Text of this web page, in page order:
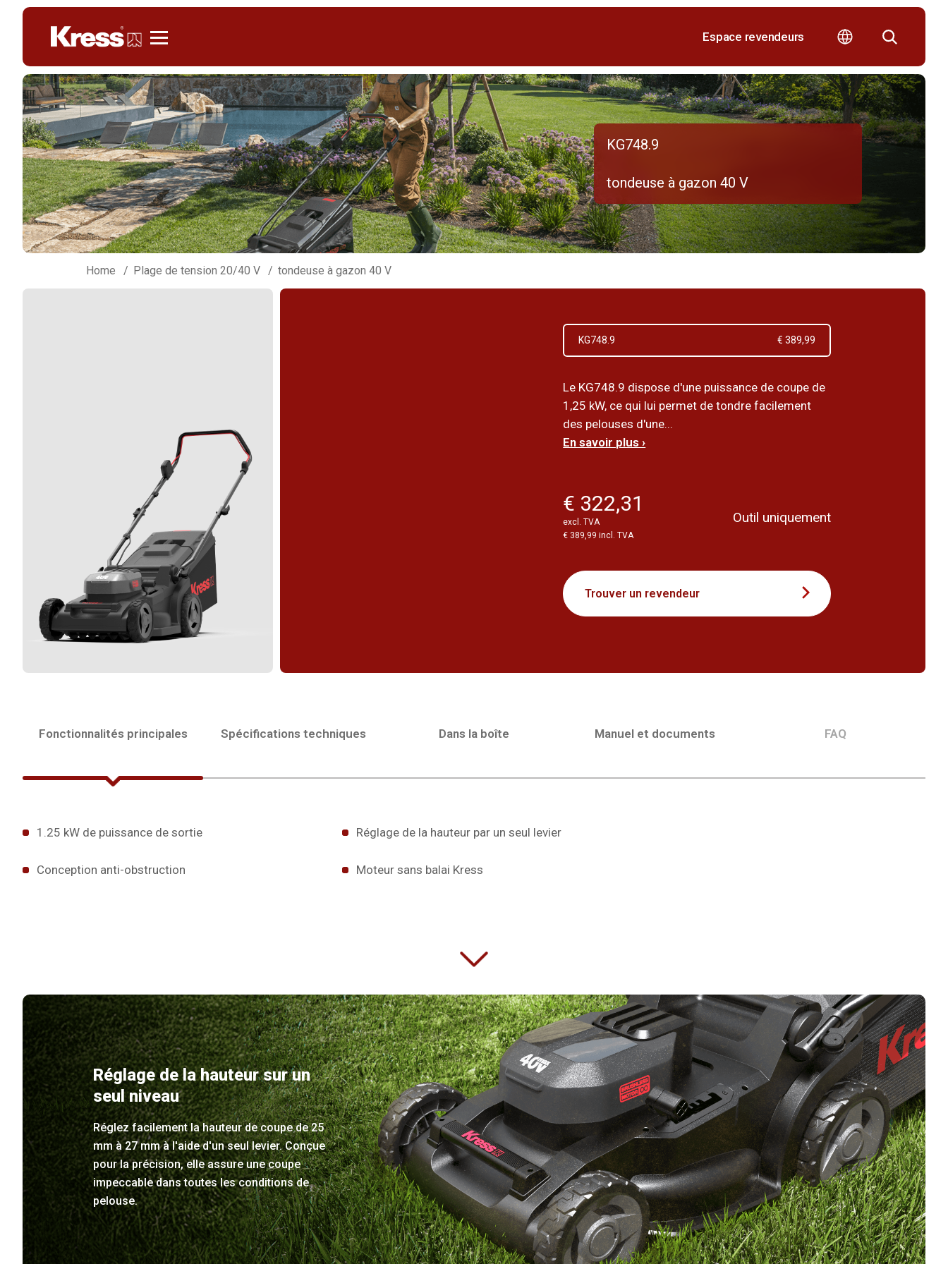
Espace revendeurs
KG748.9
tondeuse à gazon 40 V
Home Plage de tension 20/40 V tondeuse à gazon 40 V
KG748.9 € 389,99
Le KG748.9 dispose d'une puissance de coupe de
1,25 kW, ce qui lui permet de tondre facilement
des pelouses d'une...
En savoir plus ›
€ 322,31
excl. TVA
€ 389,99 incl. TVA
Outil uniquement
Trouver un revendeur
Fonctionnalités principales Spécifications techniques Dans la boîte Manuel et documents FAQ
1.25 kW de puissance de sortie
Conception anti-obstruction
Réglage de la hauteur par un seul levier
Moteur sans balai Kress
Réglage de la hauteur sur un
seul niveau
Réglez facilement la hauteur de coupe de 25
mm à 27 mm à l'aide d'un seul levier. Conçue
pour la précision, elle assure une coupe
impeccable dans toutes les conditions de
pelouse.